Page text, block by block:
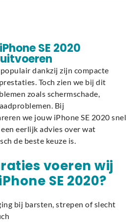
SE 2020
dankzij zijn compacte
Toch zien we bij dit
zoals schermschade,
Bij
we jouw iPhone SE 2020 snel
eerlijk advies over wat
de beste keuze is.
voeren wij
SE 2020?
bij barsten, strepen of slecht